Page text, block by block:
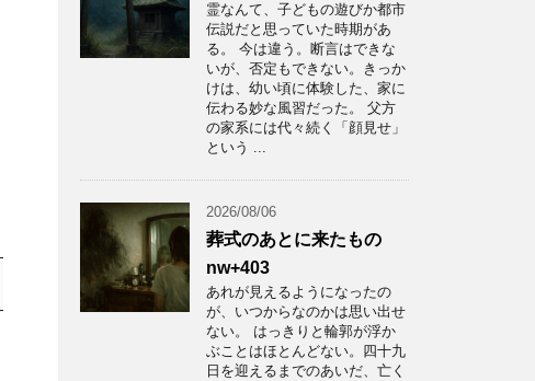
霊なんて、子どもの遊びか都市
伝説だと思っていた時期があ
る。 今は違う。断言はできな
いが、否定もできない。きっか
けは、幼い頃に体験した、家に
伝わる妙な風習だった。 父方
の家系には代々続く「顔見せ」
という ...
2026/08/06
葬式のあとに来たもの
nw+403
あれが見えるようになったの
が、いつからなのかは思い出せ
ない。 はっきりと輪郭が浮か
ぶことはほとんどない。四十九
日を迎えるまでのあいだ、亡く